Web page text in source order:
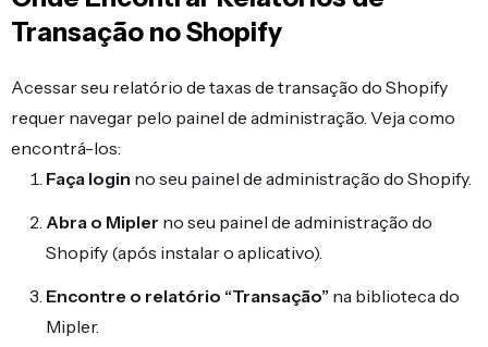
Transação no Shopify
Acessar seu relatório de taxas de transação do Shopify
requer navegar pelo painel de administração. Veja como
encontrá-los:
Faça login no seu painel de administração do Shopify.
Abra o Mipler no seu painel de administração do
Shopify (após instalar o aplicativo).
Encontre o relatório “Transação” na biblioteca do
Mipler.